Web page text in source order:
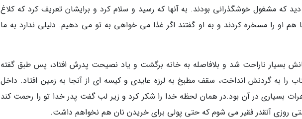
دید که مشغول خوشگذرانی بودند. به آنها که رسید و سلام کرد و برایشان تعریف کرد که کلاغ
او را مسخره کردند و به او گفتند اگر غذا می خواهی به تو می دهیم. دلیلی ندارد به ما
بسیار ناراحت شد و بلافاصله به خانه برگشت و یاد نصیحت پدرش افتاد، پس طبق گفته
را به گردنش انداخت، سقف مطبخ به لرزه عایدی و کیسه ای از آنجا به زمین افتاد. داخل
بسیاری در آن بود.در همان لحظه خدا را شکر کرد و زیر لب گفت پدر خدا تو را رحمت کند
روزی آنقدر فقیر می شوم که حتی پولی برای خریدن نان هم نخواهم داشت.